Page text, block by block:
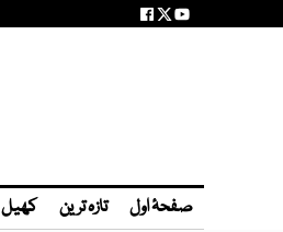
صفحۂ اول تازہ ترین کھیل